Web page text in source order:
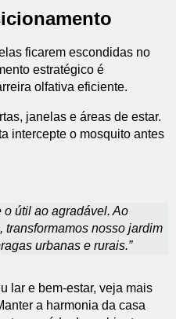
ficarem escondidas no
estratégico é
olfativa eficiente.
janelas e áreas de estar.
intercepte o mosquito antes
o útil ao agradável. Ao
transformamos nosso jardim
urbanas e rurais.”
lar e bem-estar, veja mais
a harmonia da casa